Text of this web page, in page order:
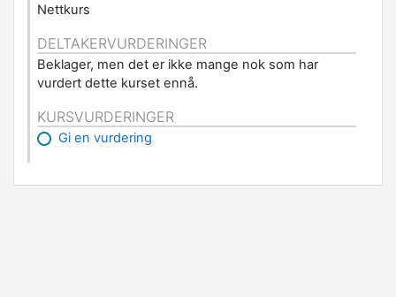
Nettkurs
DELTAKERVURDERINGER
Beklager, men det er ikke mange nok som har
vurdert dette kurset ennå.
KURSVURDERINGER
Gi en vurdering